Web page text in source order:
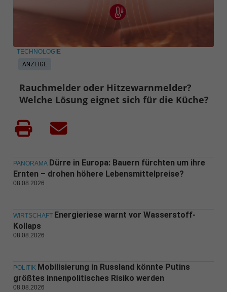
ANZEIGE
TECHNOLOGIE
Rauchmelder oder Hitzewarnmelder?
Welche Lösung eignet sich für die Küche?
PANORAMA Dürre in Europa: Bauern fürchten um ihre
Ernten – drohen höhere Lebensmittelpreise?
08.08.2026
WIRTSCHAFT Energieriese warnt vor Wasserstoff-
Kollaps
08.08.2026
POLITIK Mobilisierung in Russland könnte Putins
größtes innenpolitisches Risiko werden
08.08.2026